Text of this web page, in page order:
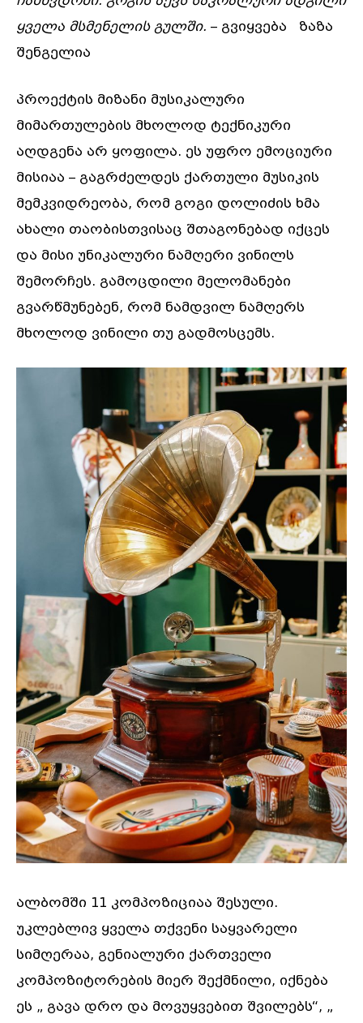
ყველა მსმენელის გულში. – გვიყვება ზაზა
შენგელია
პროექტის მიზანი მუსიკალური
მიმართულების მხოლოდ ტექნიკური
აღდგენა არ ყოფილა. ეს უფრო ემოციური
მისიაა – გაგრძელდეს ქართული მუსიკის
მემკვიდრეობა, რომ გოგი დოლიძის ხმა
ახალი თაობისთვისაც შთაგონებად იქცეს
და მისი უნიკალური ნამღერი ვინილს
შემორჩეს. გამოცდილი მელომანები
გვარწმუნებენ, რომ ნამდვილ ნამღერს
მხოლოდ ვინილი თუ გადმოსცემს.
ალბომში 11 კომპოზიციაა შესული.
უკლებლივ ყველა თქვენი საყვარელი
სიმღერაა, გენიალური ქართველი
კომპოზიტორების მიერ შექმნილი, იქნება
ეს „ გავა დრო და მოვუყვებით შვილებს“, „